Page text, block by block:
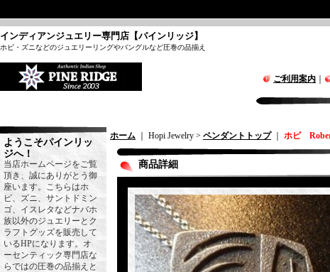
インディアンジュエリー専門店【パインリッジ】
ホピ・ズニなどのジュエリーリングやバングルなど圧巻の品揃え
ご利用案内
ようこそパインリッ
ジへ！
当店ホームページをご覧
頂き、誠にありがとう御
座います。こちらはホ
ピ、ズニ、サントドミン
ゴ、イスレタなどナバホ
族以外のジュエリーとク
ラフトグッズを販売して
いるHPになります。オ
ーセンティック専門店な
らではの圧巻の品揃えと
ホーム ｜ Hopi Jewelry > ペンダントトップ｜ ホピ
商品詳細